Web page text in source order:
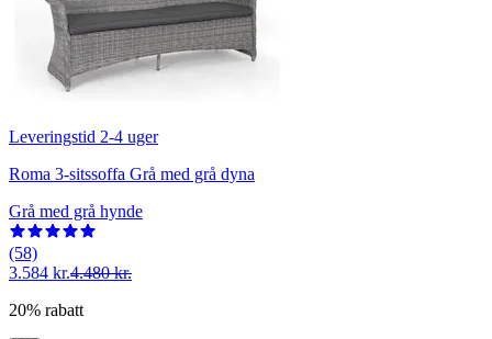
Leveringstid 2-4 uger
Roma 3-sitssoffa Grå med grå dyna
Grå med grå hynde
(58)
3.584 kr.4.480 kr.
20% rabatt